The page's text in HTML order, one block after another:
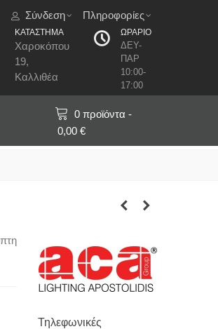
Σύνδεση Πληροφορίες
ΚΑΤΑΣΤΗΜΑ
Χαροκόπου
19,
Καλλιθέα
ΩΡΑΡΙΟ
ΔΕΥ-
ΠΑΡ
10:00-
17:00
0 προϊόντα -
0,00 €
Τηλεφωνικές